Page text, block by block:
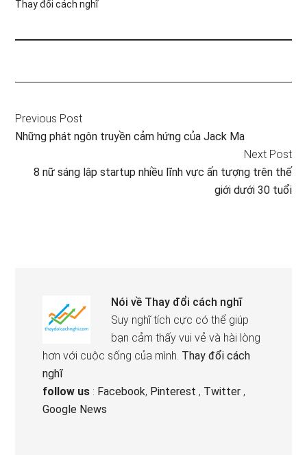
Thay đổi cách nghĩ
Previous Post
Những phát ngôn truyền cảm hứng của Jack Ma
Next Post
8 nữ sáng lập startup nhiều lĩnh vực ấn tượng trên thế
giới dưới 30 tuổi
Nói về Thay đổi cách nghĩ
Suy nghĩ tích cực có thể giúp
bạn cảm thấy vui vẻ và hài lòng
hơn với cuộc sống của mình. Thay đổi cách
nghĩ
follow us : Facebook, Pinterest , Twitter ,
Google News